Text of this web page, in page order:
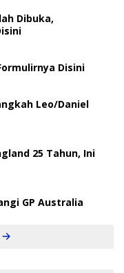
Dibuka,
Disini
Leo/Daniel
25 Tahun, Ini
GP Australia